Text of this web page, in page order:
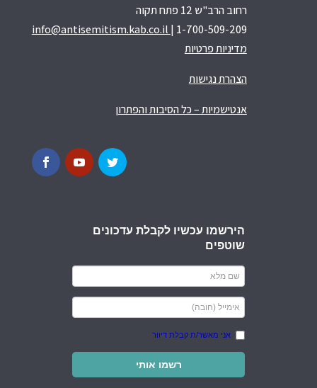
רחוב הרב"ש 12 פתח תקוה
info@antisemitism.kab.co.il | 1-700-509-209
מדיניות פרטיות
הצהרת נגישות
אנטישמיות – כל הסיבות והפתרון
הירשמו עכשיו לקבלת עדכונים
שוטפים
אני מאשר/ת קבלת דיוור
רשמו אותי